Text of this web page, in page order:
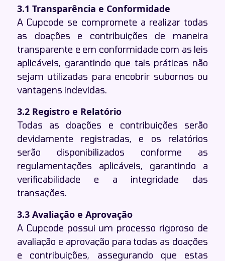
3.1 Transparência e Conformidade
A Cupcode se compromete a realizar todas
as doações e contribuições de maneira
transparente e em conformidade com as leis
aplicáveis, garantindo que tais práticas não
sejam utilizadas para encobrir subornos ou
vantagens indevidas.
3.2 Registro e Relatório
Todas as doações e contribuições serão
devidamente registradas, e os relatórios
serão disponibilizados conforme as
regulamentações aplicáveis, garantindo a
verificabilidade e a integridade das
transações.
3.3 Avaliação e Aprovação
A Cupcode possui um processo rigoroso de
avaliação e aprovação para todas as doações
e contribuições, assegurando que estas